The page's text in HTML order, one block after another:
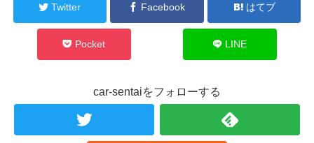
Twitter Facebook はてブ
Pocket LINE
car-sentaiをフォローする